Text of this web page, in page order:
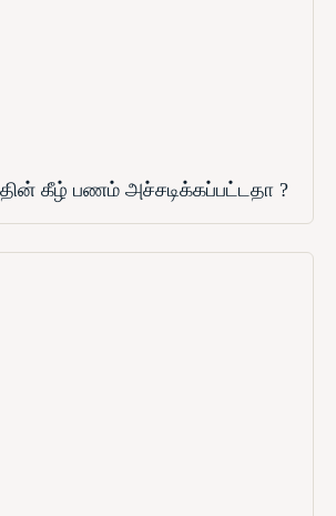
கீழ் பணம் அச்சடிக்கப்பட்டதா ?